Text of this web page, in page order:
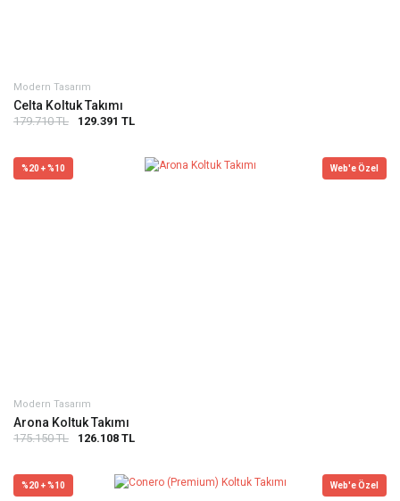
Modern Tasarım
Celta Koltuk Takımı
179.710 TL 129.391 TL
%20 + %10 Web'e Özel
Modern Tasarım
Arona Koltuk Takımı
175.150 TL 126.108 TL
%20 + %10 Web'e Özel